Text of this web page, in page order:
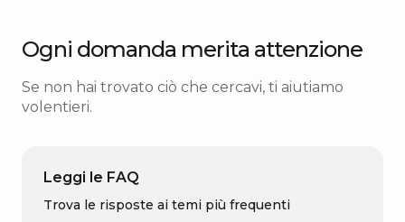
Ogni domanda merita attenzione
Se non hai trovato ciò che cercavi, ti aiutiamo
volentieri.
Leggi le FAQ
Trova le risposte ai temi più frequenti